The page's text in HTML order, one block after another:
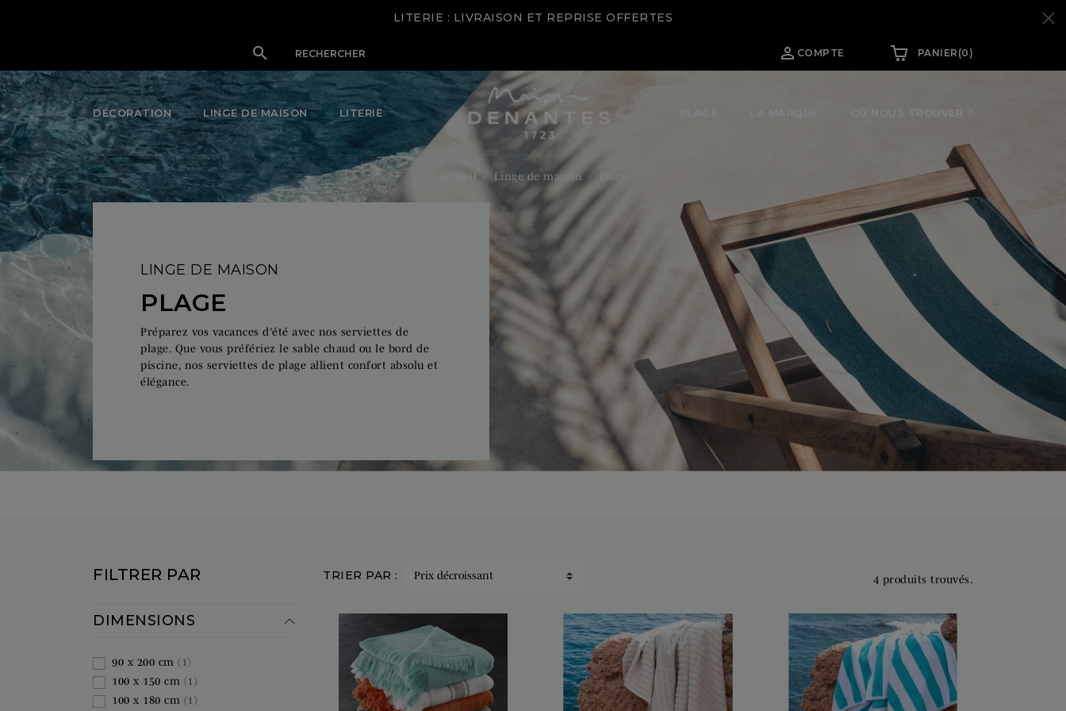
LITERIE : LIVRAISON ET REPRISE OFFERTES
  COMPTE PANIER (0)
DÉCORATION LINGE DE MAISON LITERIE OÙ NOUS TROUVER ?
Accueil Linge de maison Plage
LINGE DE MAISON
PLAGE
Préparez vos vacances d'été avec nos serviettes de
plage. Que vous préfériez le sable chaud ou le bord de
piscine, nos serviettes de plage allient confort absolu et
élégance.
FILTRER PAR
DIMENSIONS
90 x 200 cm (1)
100 x 150 cm (1)
100 x 180 cm (1)
TRIER PAR : 4 produits trouvés.